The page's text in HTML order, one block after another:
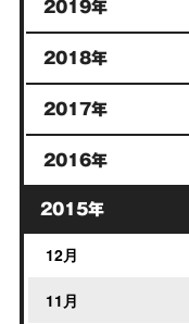
2019年
2018年
2017年
2016年
2015年
12月
11月